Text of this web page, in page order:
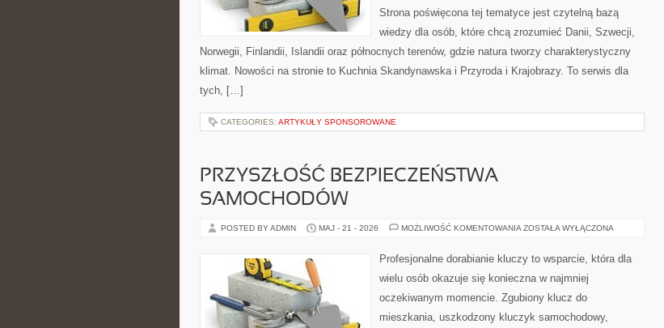
Strona poświęcona tej tematyce jest czytelną bazą
wiedzy dla osób, które chcą zrozumieć Danii, Szwecji,
Norwegii, Finlandii, Islandii oraz północnych terenów, gdzie natura tworzy charakterystyczny
klimat. Nowości na stronie to Kuchnia Skandynawska i Przyroda i Krajobrazy. To serwis dla
tych, […]
CATEGORIES: ARTYKUŁY SPONSOROWANE
PRZYSZŁOŚĆ BEZPIECZEŃSTWA
SAMOCHODÓW
POSTED BY ADMIN MAJ - 21 - 2026 MOŻLIWOŚĆ KOMENTOWANIA PRZYSZŁOŚĆ
ZOSTAŁA WYŁĄCZONA
Profesjonalne dorabianie kluczy to wsparcie, która dla
wielu osób okazuje się konieczna w najmniej
oczekiwanym momencie. Zgubiony klucz do
mieszkania, uszkodzony kluczyk samochodowy,